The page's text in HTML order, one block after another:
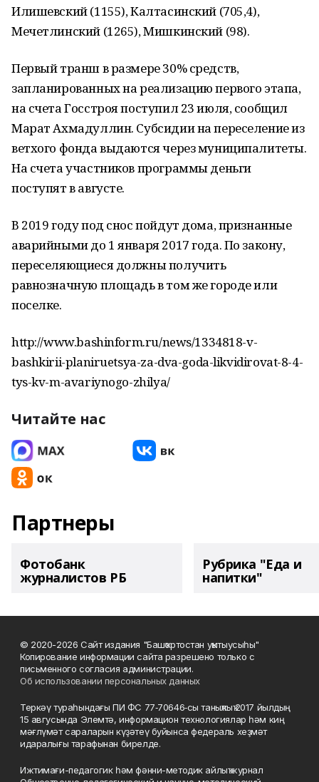
Илишевский (1155), Калтасинский (705,4),
Мечетлинский (1265), Мишкинский (98).
Первый транш в размере 30% средств,
запланированных на реализацию первого этапа,
на счета Госстроя поступил 23 июля, сообщил
Марат Ахмадуллин. Субсидии на переселение из
ветхого фонда выдаются через муниципалитеты.
На счета участников программы деньги
поступят в августе.
В 2019 году под снос пойдут дома, признанные
аварийными до 1 января 2017 года. По закону,
переселяющиеся должны получить
равнозначную площадь в том же городе или
поселке.
http://www.bashinform.ru/news/1334818-v-
bashkirii-planiruetsya-za-dva-goda-likvidirovat-8-4-
tys-kv-m-avariynogo-zhilya/
Читайте нас
Партнеры
Фотобанк
журналистов РБ
Рубрика "Еда и
напитки"
© 2020-2026 Сайт издания "Башҡортостан уҡытыусыһы"
Копирование информации сайта разрешено только с
письменного согласия администрации.
Об использовании персональных данных
Теркәү тураһындағы ПИ ФС 77‑70646‑сы таныҡлыҡ 2017 йылдың
15 авгусында Элемтә, информацион технологиялар һәм киң
мәғлүмәт сараларын күҙәтеү буйынса федераль хеҙмәт
идаралығы тарафынан бирелде.
Ижтимағи-педагогик һәм фәнни-методик айлыҡ журнал